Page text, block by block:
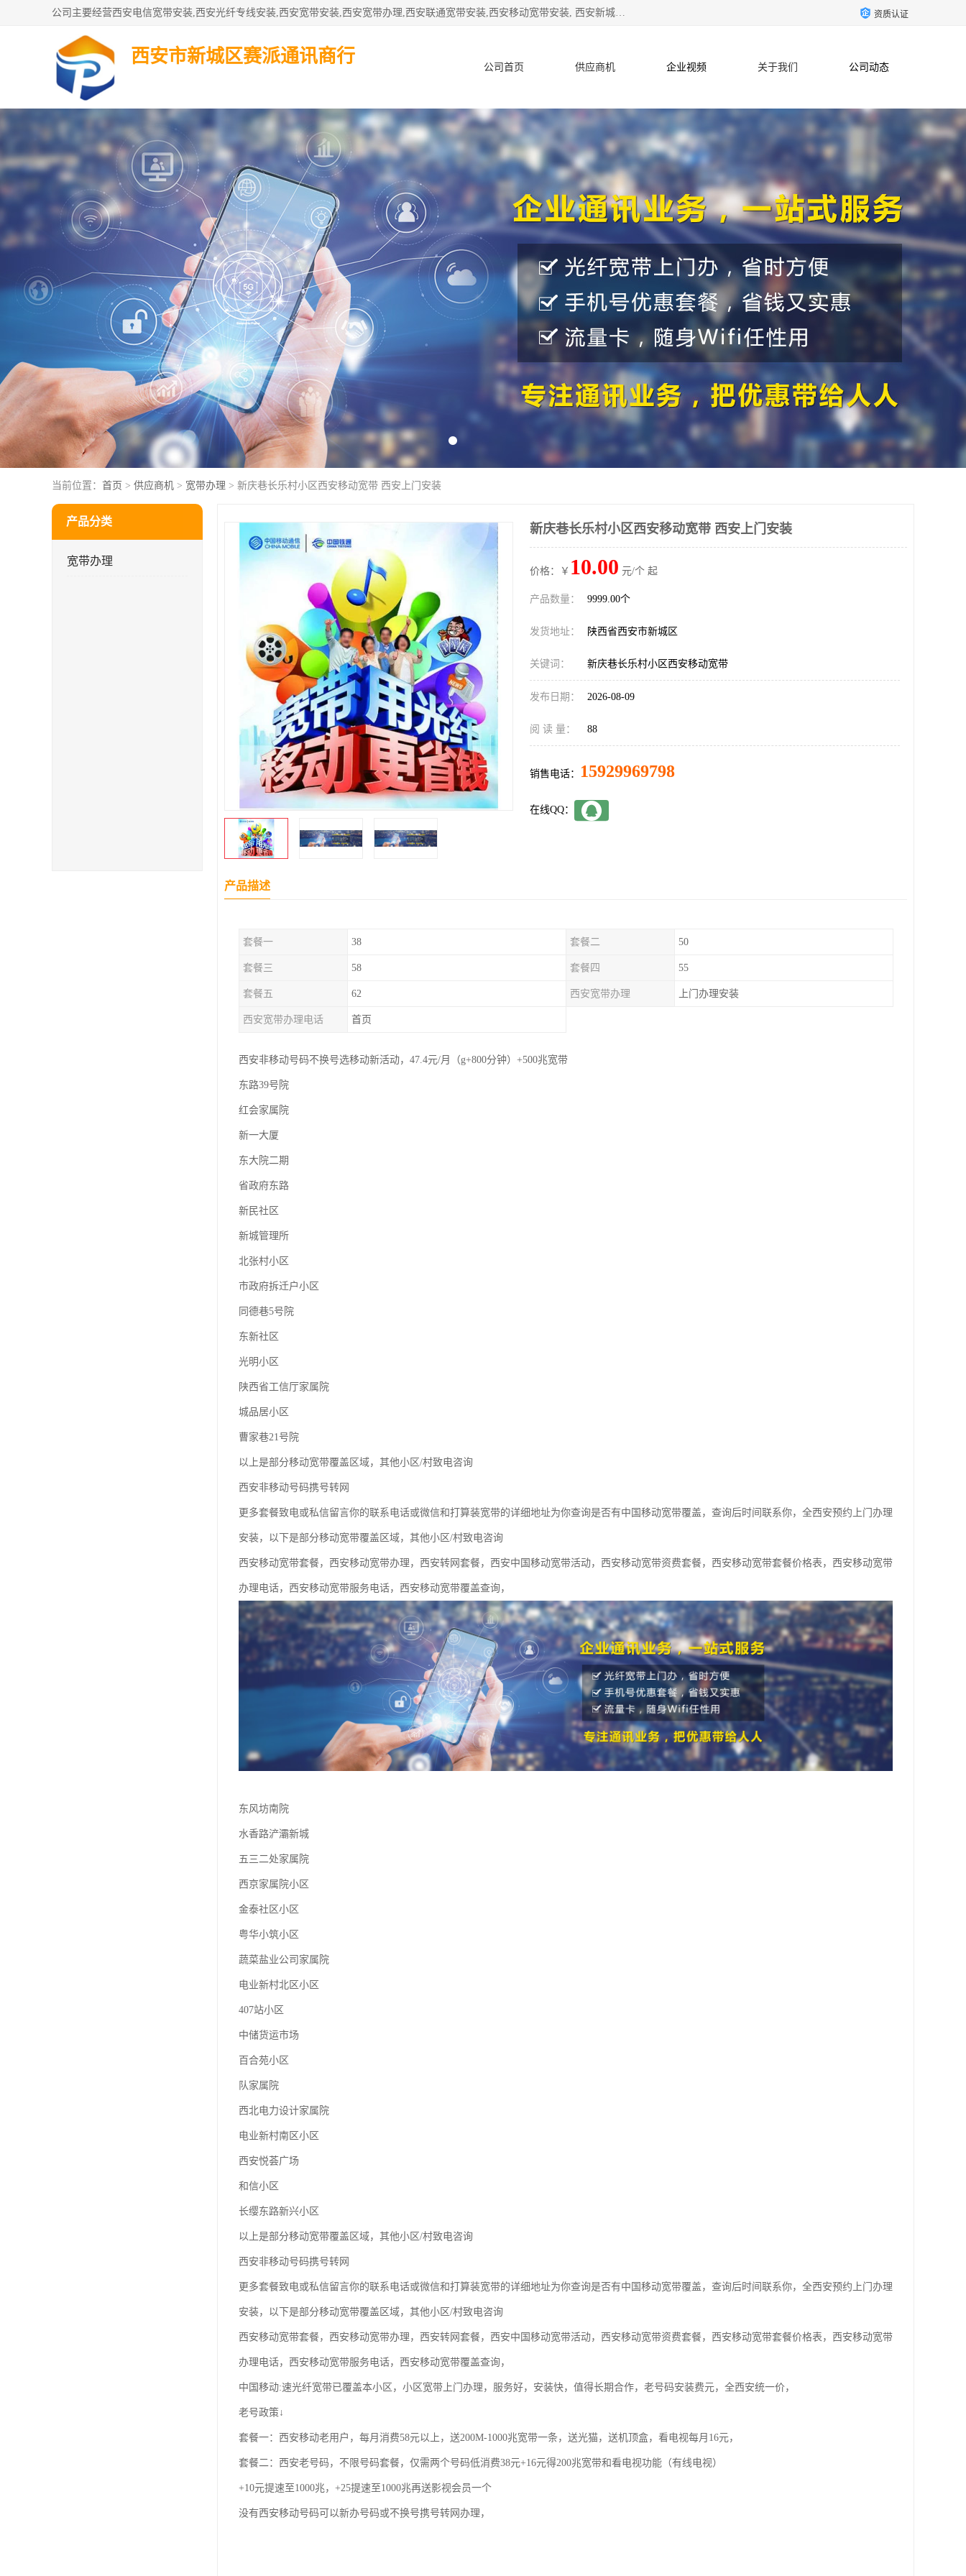
公司主要经营西安电信宽带安装,西安光纤专线安装,西安宽带安装,西安宽带办理,西安联通宽带安装,西安移动宽带安装, 西安新城赛派通讯商行从事西安地区的联通，移动，电信宽带安装，光纤专线安装，宽带办理等业务 资质认证
西安市新城区赛派通讯商行
公司首页 供应商机 企业视频 关于我们 公司动态
产品知识 客户案例 联系方式
当前位置： 首页 > 供应商机 > 宽带办理 > 新庆巷长乐村小区西安移动宽带 西安上门安装
产品分类
宽带办理
新庆巷长乐村小区西安移动宽带 西安上门安装
价格：￥ 10.00 元/个 起
产品数量： 9999.00个
发货地址： 陕西省西安市新城区
关键词： 新庆巷长乐村小区西安移动宽带
发布日期： 2026-08-09
阅 读 量： 88
销售电话： 15929969798
在线QQ：
产品描述
套餐一 38 套餐二 50
套餐三 58 套餐四 55
套餐五 62 西安宽带办理 上门办理安装
西安宽带办理电话 首页
西安非移动号码不换号选移动新活动，47.4元/月（g+800分钟）+500兆宽带
东路39号院
红会家属院
新一大厦
东大院二期
省政府东路
新民社区
新城管理所
北张村小区
市政府拆迁户小区
同德巷5号院
东新社区
光明小区
陕西省工信厅家属院
城品居小区
曹家巷21号院
以上是部分移动宽带覆盖区域，其他小区/村致电咨询
西安非移动号码携号转网
更多套餐致电或私信留言你的联系电话或微信和打算装宽带的详细地址为你查询是否有中国移动宽带覆盖，查询后时间联系你，全西安预约上门办理
安装，以下是部分移动宽带覆盖区域，其他小区/村致电咨询
西安移动宽带套餐，西安移动宽带办理，西安转网套餐，西安中国移动宽带活动，西安移动宽带资费套餐，西安移动宽带套餐价格表，西安移动宽带
办理电话，西安移动宽带服务电话，西安移动宽带覆盖查询，
东风坊南院
水香路浐灞新城
五三二处家属院
西京家属院小区
金泰社区小区
粤华小筑小区
蔬菜盐业公司家属院
电业新村北区小区
407站小区
中储货运市场
百合苑小区
队家属院
西北电力设计家属院
电业新村南区小区
西安悦荟广场
和信小区
长缨东路新兴小区
以上是部分移动宽带覆盖区域，其他小区/村致电咨询
西安非移动号码携号转网
更多套餐致电或私信留言你的联系电话或微信和打算装宽带的详细地址为你查询是否有中国移动宽带覆盖，查询后时间联系你，全西安预约上门办理
安装，以下是部分移动宽带覆盖区域，其他小区/村致电咨询
西安移动宽带套餐，西安移动宽带办理，西安转网套餐，西安中国移动宽带活动，西安移动宽带资费套餐，西安移动宽带套餐价格表，西安移动宽带
办理电话，西安移动宽带服务电话，西安移动宽带覆盖查询，
中国移动:速光纤宽带已覆盖本小区，小区宽带上门办理，服务好，安装快，值得长期合作，老号码安装费元，全西安统一价，
老号政策↓
套餐一：西安移动老用户，每月消费58元以上，送200M-1000兆宽带一条，送光猫，送机顶盒，看电视每月16元，
套餐二：西安老号码，不限号码套餐，仅需两个号码低消费38元+16元得200兆宽带和看电视功能（有线电视）
+10元提速至1000兆，+25提速至1000兆再送影视会员一个
没有西安移动号码可以新办号码或不换号携号转网办理，